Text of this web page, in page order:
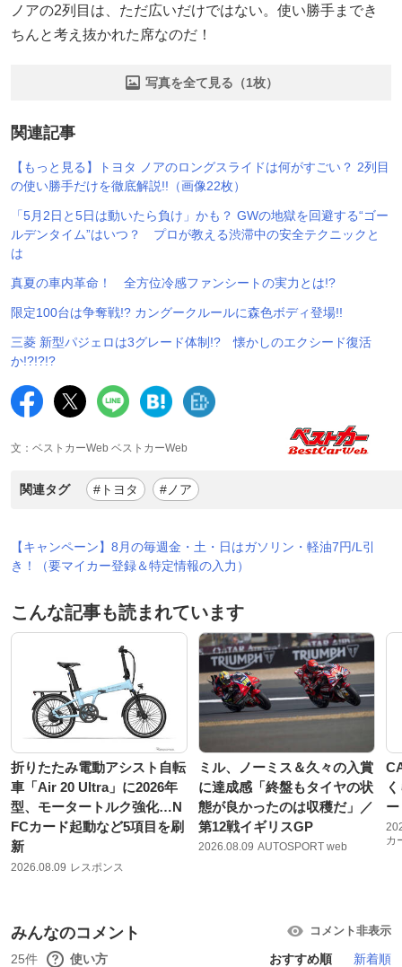
ノアの2列目は、ただ広いだけではない。使い勝手までき
ちんと考え抜かれた席なのだ！
写真を全て見る（1枚）
関連記事
【もっと見る】トヨタ ノアのロングスライドは何がすごい？ 2列目
の使い勝手だけを徹底解説!!（画像22枚）
「5月2日と5日は動いたら負け」かも？ GWの地獄を回避する“ゴー
ルデンタイム”はいつ？ プロが教える渋滞中の安全テクニックと
は
真夏の車内革命！ 全方位冷感ファンシートの実力とは!?
限定100台は争奪戦!? カングークルールに森色ボディ登場!!
三菱 新型パジェロは3グレード体制!? 懐かしのエクシード復活
か!?!?!?
文：ベストカーWeb ベストカーWeb
関連タグ #トヨタ #ノア
【キャンペーン】8月の毎週金・土・日はガソリン・軽油7円/L引
き！（要マイカー登録＆特定情報の入力）
こんな記事も読まれています
折りたたみ電動アシスト自転
車「Air 20 Ultra」に2026年
型、モータートルク強化…N
FCカード起動など5項目を刷
新
2026.08.09 レスポンス
ミル、ノーミス＆久々の入賞
に達成感「終盤もタイヤの状
態が良かったのは収穫だ」／
第12戦イギリスGP
2026.08.09 AUTOSPORT web
カ
みんなのコメント コメント非表示
25件 使い方 おすすめ順 新着順